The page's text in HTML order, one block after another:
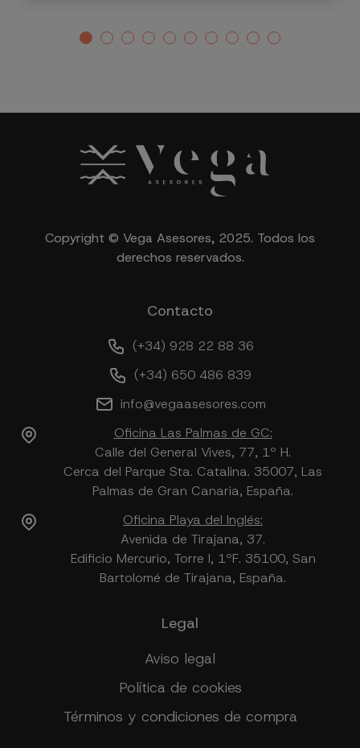
Copyright © Vega Asesores, 2025. Todos los
derechos reservados.
Contacto
(+34) 928 22 88 36
(+34) 650 486 839
info@vegaasesores.com
Oficina Las Palmas de GC:
Calle del General Vives, 77, 1º H.
Cerca del Parque Sta. Catalina. 35007, Las
Palmas de Gran Canaria, España.
Oficina Playa del Inglés:
Avenida de Tirajana, 37.
Edificio Mercurio, Torre I, 1ºF. 35100, San
Bartolomé de Tirajana, España.
Legal
Aviso legal
Política de cookies
Términos y condiciones de compra